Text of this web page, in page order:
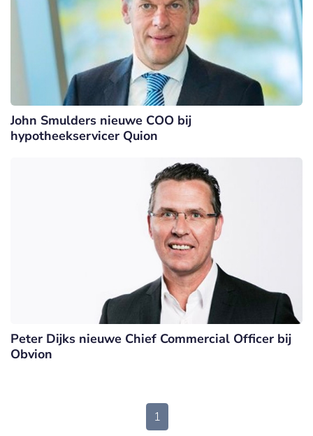
John Smulders nieuwe COO bij
hypotheekservicer Quion
Peter Dijks nieuwe Chief Commercial Officer bij
Obvion
1